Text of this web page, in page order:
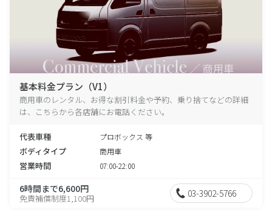
基本料金プラン（V1）
商用車のレンタル、お得な割引料金や予約、乗り捨てなどの詳細
は、こちらから各店舗にお電話ください。
代表車種 プロボックス 等
ボディタイプ 商用車
営業時間 07:00-22:00
6時間まで6,600円
免責補償制度1,100円 03-3902-5766